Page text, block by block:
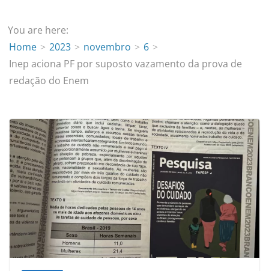
You are here:
Home
2023 novembro
6
Inep aciona PF por suposto vazamento da prova de
redação do Enem